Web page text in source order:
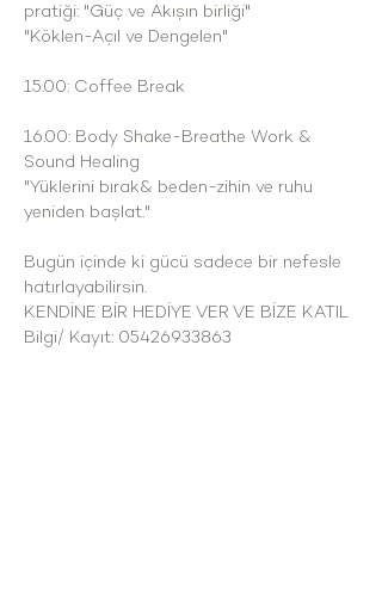
pratiği: "Güç ve Akışın birliği"
"Köklen-Açıl ve Dengelen"
15.00: Coffee Break
16.00: Body Shake-Breathe Work &
Sound Healing
"Yüklerini bırak& beden-zihin ve ruhu
yeniden başlat."
Bugün içinde ki gücü sadece bir nefesle
hatırlayabilirsin.
KENDİNE BİR HEDİYE VER VE BİZE KATIL
Bilgi/ Kayıt: 05426933863